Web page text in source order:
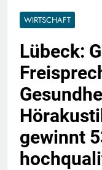
WIRTSCHAFT
Lübeck:
gewinnt